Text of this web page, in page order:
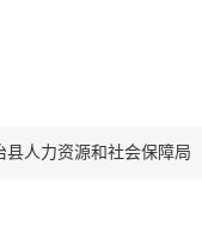
人力资源和社会保障局